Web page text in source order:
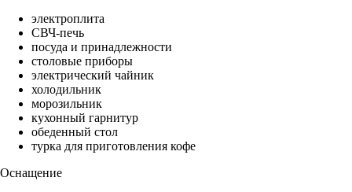
электроплита
СВЧ-печь
посуда и принадлежности
столовые приборы
электрический чайник
холодильник
морозильник
кухонный гарнитур
обеденный стол
турка для приготовления кофе
Оснащение